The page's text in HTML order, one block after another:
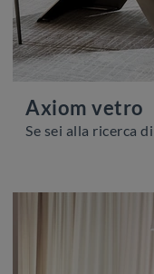
Axiom vetro